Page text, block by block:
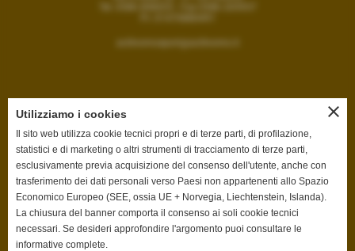
2399640
sei il visitatore numero
420037
ultima visita
09-08-2026 09:21
close
Utilizziamo i cookies
Il sito web utilizza cookie tecnici propri e di terze parti, di profilazione,
statistici e di marketing o altri strumenti di tracciamento di terze parti,
esclusivamente previa acquisizione del consenso dell'utente, anche con
trasferimento dei dati personali verso Paesi non appartenenti allo Spazio
Economico Europeo (SEE, ossia UE + Norvegia, Liechtenstein, Islanda).
La chiusura del banner comporta il consenso ai soli cookie tecnici
necessari. Se desideri approfondire l'argomento puoi consultare le
informative complete.